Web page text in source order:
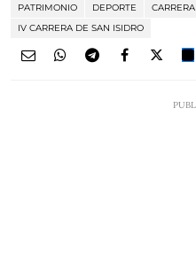
PATRIMONIO DEPORTE CARRERA
IV CARRERA DE SAN ISIDRO